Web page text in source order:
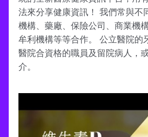
法來分享健康資訊！ 我們常與不
機構、藥廠、保險公司、商業機
牟利機構等等合作。 公立醫院的
醫院合資格的職員及留院病人，
介。